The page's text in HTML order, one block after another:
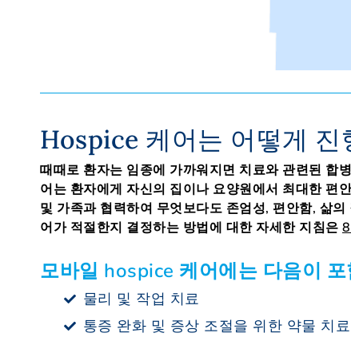
Hospice 케어는 어떻게 진
때때로 환자는 임종에 가까워지면 치료와 관련된 합
어는 환자에게 자신의 집이나 요양원에서 최대한 편
및 가족과 협력하여 무엇보다도 존엄성, 편안함, 삶
어가 적절한지 결정하는 방법에 대한 자세한 지침은
모바일 hospice 케어에는 다음이
물리 및 작업 치료
통증 완화 및 증상 조절을 위한 약물 치료